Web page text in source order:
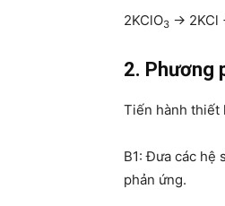
2KClO3 → 2KCl
2. Phương
Tiến hành thiết
B1: Đưa các hệ
phản ứng.